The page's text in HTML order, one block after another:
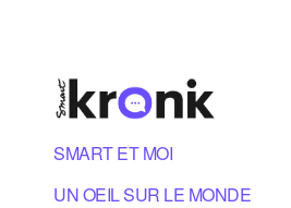
SMART ET MOI
UN OEIL SUR LE MONDE